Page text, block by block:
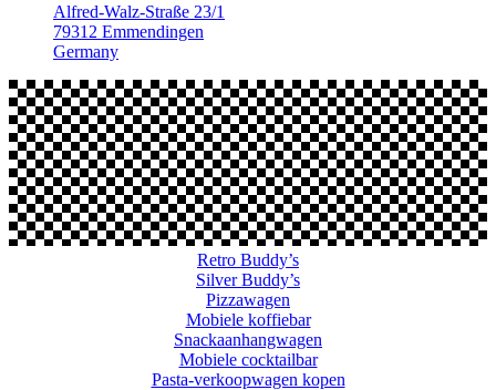
Alfred-Walz-Straße 23/1
79312 Emmendingen
Germany
Retro Buddy’s
Silver Buddy’s
Pizzawagen
Mobiele koffiebar
Snackaanhangwagen
Mobiele cocktailbar
Pasta-verkoopwagen kopen